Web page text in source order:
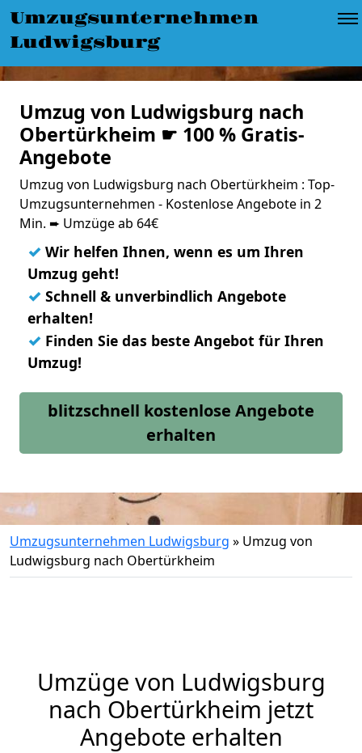
Umzugsunternehmen
Ludwigsburg
Umzug von Ludwigsburg nach
Obertürkheim ☛ 100 % Gratis-
Angebote
Umzug von Ludwigsburg nach Obertürkheim : Top-
Umzugsunternehmen - Kostenlose Angebote in 2
Min. ➨ Umzüge ab 64€
✓ Wir helfen Ihnen, wenn es um Ihren
Umzug geht!
✓ Schnell & unverbindlich Angebote
erhalten!
✓ Finden Sie das beste Angebot für Ihren
Umzug!
blitzschnell kostenlose Angebote
erhalten
Umzugsunternehmen Ludwigsburg » Umzug von
Ludwigsburg nach Obertürkheim
Umzüge von Ludwigsburg
nach Obertürkheim jetzt
Angebote erhalten